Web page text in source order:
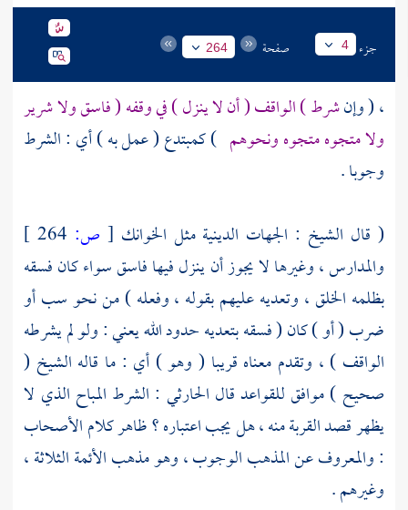
جزء 4 صفحة 264
، ( وإنشرط ) الواقف ( أن لا ينزل ) في وقفه ( فاسق ولا شرير
ولا متجوه متجوه ونحوهم ) كمبتدع ( عمل به ) أي : الشرط
وجوبا .
( قال الشيخ : الجهات الدينية مثل الخوانك [ ص:
والمدارس ، وغيرها لا يجوز أن ينزل فيها فاسق سواء كان فسقه
بظلمه الخلق ، وتعديه عليهم بقوله ، وفعله ) من نحو سب أو
ضرب ( أو ) كان ( فسقه بتعديه حدود الله يعني : ولو لم يشرطه
الواقف ) ، وتقدم معناه قريبا ( وهو ) أي : ما قاله الشيخ (
صحيح ) موافق للقواعد قال الحارثي : الشرط المباح الذي لا
يظهر قصد القربة منه ، هل يجب اعتباره ؟ ظاهر كلام الأصحاب
: والمعروف عن المذهب الوجوب ، وهو مذهب الأئمة الثلاثة ،
وغيرهم .